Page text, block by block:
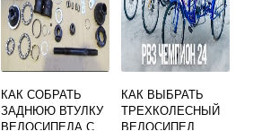
КАК СОБРАТЬ
ЗАДНЮЮ ВТУЛКУ
ВЕЛОСИПЕДА С
КАК ВЫБРАТЬ
ТРЕХКОЛЕСНЫЙ
ВЕЛОСИПЕД